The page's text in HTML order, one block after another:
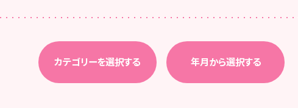
カテゴリーを選択する 年月から選択する